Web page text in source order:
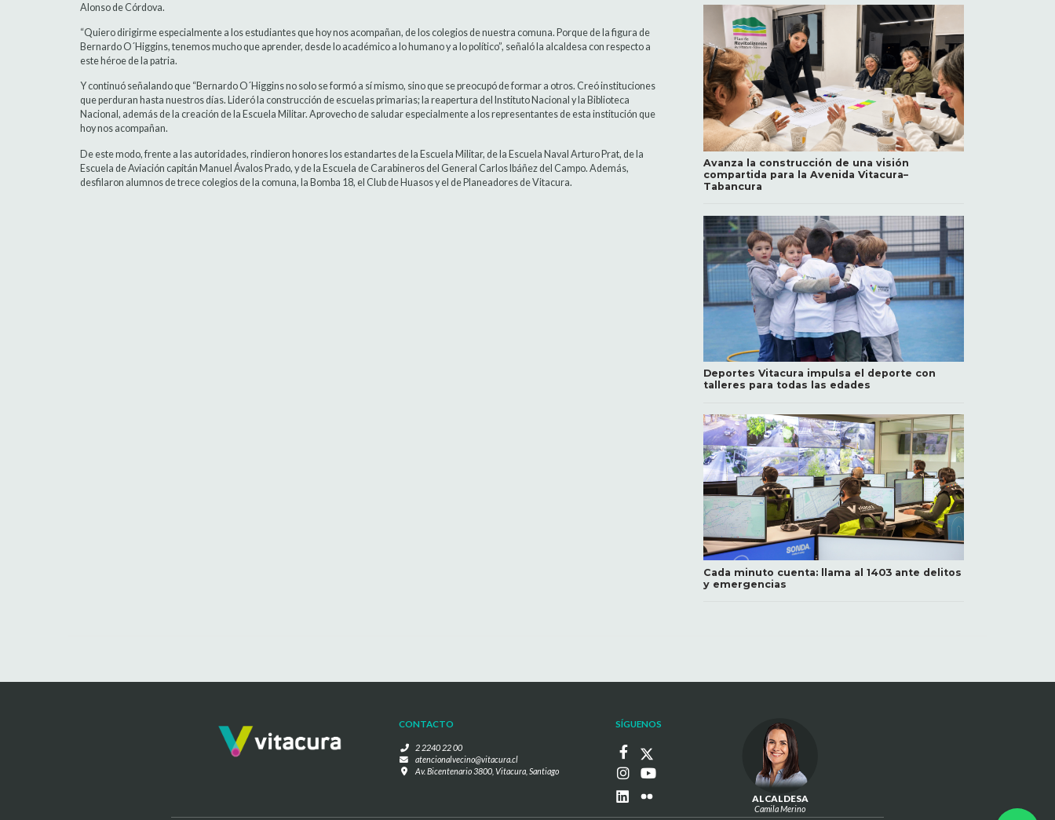
Alonso de Córdova.
“Quiero dirigirme especialmente a los estudiantes que hoy nos acompañan, de los colegios de nuestra comuna. Porque de la figura de
Bernardo O´Higgins, tenemos mucho que aprender, desde lo académico a lo humano y a lo político”, señaló la alcaldesa con respecto a
este héroe de la patria.
Y continuó señalando que “Bernardo O´Higgins no solo se formó a sí mismo, sino que se preocupó de formar a otros. Creó instituciones
que perduran hasta nuestros días. Lideró la construcción de escuelas primarias; la reapertura del Instituto Nacional y la Biblioteca
Nacional, además de la creación de la Escuela Militar. Aprovecho de saludar especialmente a los representantes de esta institución que
hoy nos acompañan.
De este modo, frente a las autoridades, rindieron honores los estandartes de la Escuela Militar, de la Escuela Naval Arturo Prat, de la
Escuela de Aviación capitán Manuel Ávalos Prado, y de la Escuela de Carabineros del General Carlos Ibáñez del Campo. Además,
desfilaron alumnos de trece colegios de la comuna, la Bomba 18, el Club de Huasos y el de Planeadores de Vitacura.
Avanza la construcción de una visión
compartida para la Avenida Vitacura–
Tabancura
Deportes Vitacura impulsa el deporte con
talleres para todas las edades
Cada minuto cuenta: llama al 1403 ante delitos
y emergencias
CONTACTO
2 2240 22 00
atencionalvecino@vitacura.cl
Av. Bicentenario 3800, Vitacura, Santiago
SÍGUENOS
ALCALDESA
Camila Merino